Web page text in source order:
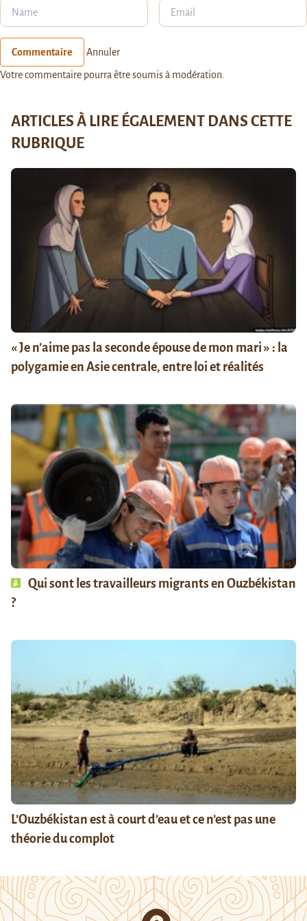
Commentaire Annuler
Votre commentaire pourra être soumis à modération.
ARTICLES À LIRE ÉGALEMENT DANS CETTE
RUBRIQUE
« Je n’aime pas la seconde épouse de mon mari » : la
polygamie en Asie centrale, entre loi et réalités
Qui sont les travailleurs migrants en Ouzbékistan
?
L’Ouzbékistan est à court d’eau et ce n’est pas une
théorie du complot